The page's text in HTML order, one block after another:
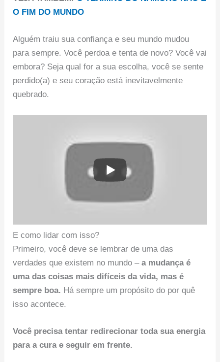
O FIM DO MUNDO
Alguém traiu sua confiança e seu mundo mudou
para sempre. Você perdoa e tenta de novo? Você vai
embora? Seja qual for a sua escolha, você se sente
perdido(a) e seu coração está inevitavelmente
quebrado.
E como lidar com isso?
Primeiro, você deve se lembrar de uma das
verdades que existem no mundo –a mudança é
uma das coisas mais difíceis da vida, mas é
sempre boa. Há sempre um propósito do por quê
isso acontece.
Você precisa tentar redirecionar toda sua energia
para a cura e seguir em frente.